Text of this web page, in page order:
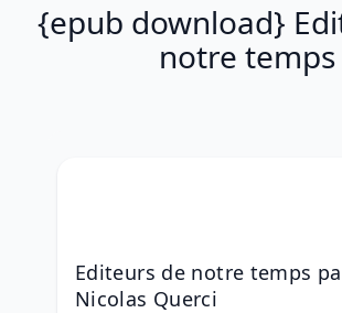
{epub download}
notre temps
Editeurs de notre temps
Nicolas Querci